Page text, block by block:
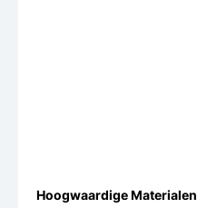
Hoogwaardige Materialen